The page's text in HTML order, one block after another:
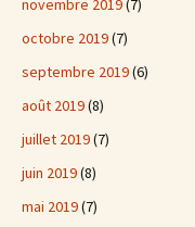
novembre 2019(7)
octobre 2019(7)
septembre 2019(6)
août 2019(8)
juillet 2019(7)
juin 2019(8)
mai 2019(7)